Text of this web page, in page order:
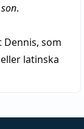
.
som
latinska